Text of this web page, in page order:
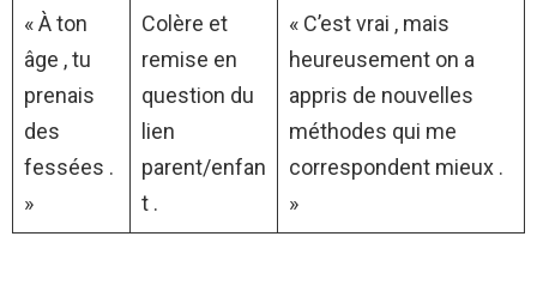
« À ton
âge , tu
prenais
des
fessées .
»
Colère et
remise en
question du
lien
parent/enfan
t .
« C’est vrai , mais
heureusement on a
appris de nouvelles
méthodes qui me
correspondent mieux .
»